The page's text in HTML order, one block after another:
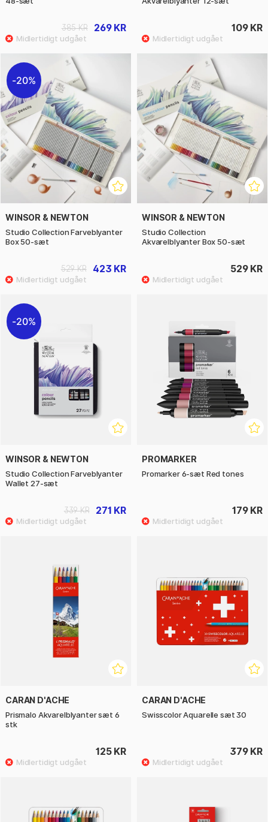
269 KR
385 KR 109 KR
20%
WINSOR & NEWTON
Studio Collection Farveblyanter
Box 50-sæt
423 KR
529 KR
WINSOR & NEWTON
Studio Collection
Akvarelblyanter Box 50-sæt
529 KR
20%
WINSOR & NEWTON
Studio Collection Farveblyanter
Wallet 27-sæt
271 KR
339 KR
PROMARKER
Promarker 6-sæt Red tones
179 KR
CARAN D'ACHE
Prismalo Akvarelblyanter sæt 6
stk
125 KR
CARAN D'ACHE
Swisscolor Aquarelle sæt 30
379 KR